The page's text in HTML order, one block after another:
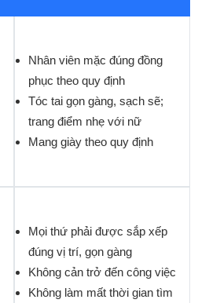
Nhân viên mặc đúng đồng
phục theo quy định
Tóc tai gọn gàng, sạch sẽ;
trang điểm nhẹ với nữ
Mang giày theo quy định
Mọi thứ phải được sắp xếp
đúng vị trí, gọn gàng
Không cản trở đến công việc
Không làm mất thời gian tìm